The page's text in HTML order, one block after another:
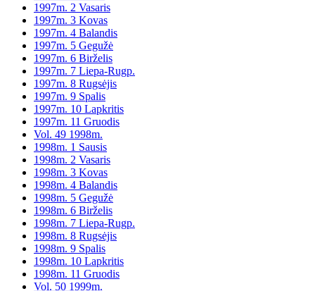
1997m. 2 Vasaris
1997m. 3 Kovas
1997m. 4 Balandis
1997m. 5 Gegužė
1997m. 6 Birželis
1997m. 7 Liepa-Rugp.
1997m. 8 Rugsėjis
1997m. 9 Spalis
1997m. 10 Lapkritis
1997m. 11 Gruodis
Vol. 49 1998m.
1998m. 1 Sausis
1998m. 2 Vasaris
1998m. 3 Kovas
1998m. 4 Balandis
1998m. 5 Gegužė
1998m. 6 Birželis
1998m. 7 Liepa-Rugp.
1998m. 8 Rugsėjis
1998m. 9 Spalis
1998m. 10 Lapkritis
1998m. 11 Gruodis
Vol. 50 1999m.